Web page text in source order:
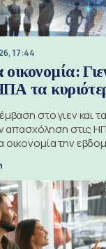
17:44
τα
στο γιεν και
απασχόληση στις
οικονομία την